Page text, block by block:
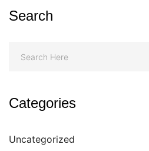
Search
Categories
Uncategorized